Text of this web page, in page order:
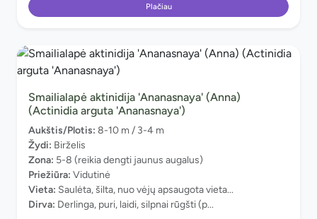
Plačiau
Smailialapė aktinidija 'Ananasnaya' (Anna)
(Actinidia arguta 'Ananasnaya')
Aukštis/Plotis: 8-10 m / 3-4 m
Žydi: Birželis
Zona: 5-8 (reikia dengti jaunus augalus)
Priežiūra: Vidutinė
Vieta: Saulėta, šilta, nuo vėjų apsaugota vieta...
Dirva: Derlinga, puri, laidi, silpnai rūgšti (p...